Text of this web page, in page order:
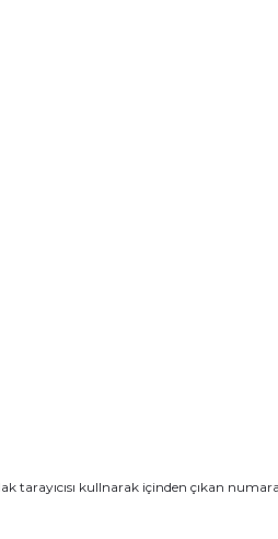
kullnarak içinden çıkan